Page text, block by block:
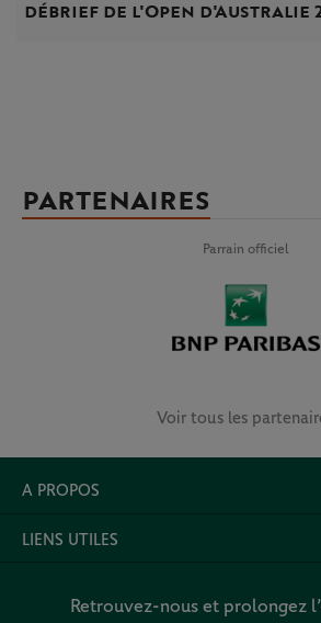
débrief de l'Open d'Australie
PARTENAIRES
Parrain officiel
Voir tous les
A PROPOS
LIENS UTILES
Retrouvez-nous et prolongez